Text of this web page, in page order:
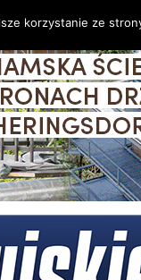
korzystanie ze